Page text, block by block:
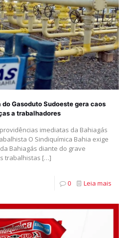
do Gasoduto Sudoeste gera caos
a trabalhadores
imediatas da Bahiagás
O Sindiquímica Bahia exige
Bahiagás diante do grave
trabalhistas […]
0 Leia mais